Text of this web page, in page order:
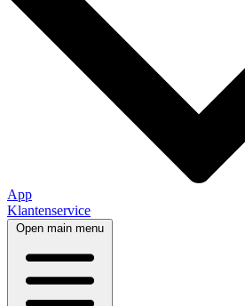
App
Klantenservice
Open main menu